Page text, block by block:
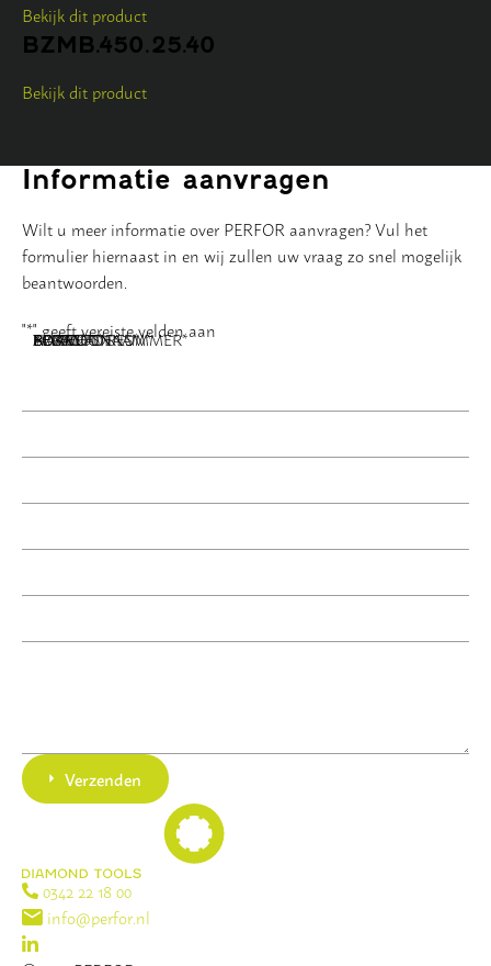
Bekijk dit product
BZMB.450.25.40
Bekijk dit product
Informatie aanvragen
Wilt u meer informatie over PERFOR aanvragen? Vul het
formulier hiernaast in en wij zullen uw vraag zo snel mogelijk
beantwoorden.
"*" geeft vereiste velden aan
NAAM*
BEDRIJFSNAAM*
E-MAILADRES*
TELEFOONNUMMER*
POSTCODE
ADRES
BERICHT*
Verzenden
0342 22 18 00
info@perfor.nl